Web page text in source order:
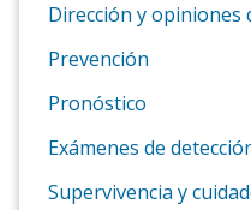
Dirección y opiniones
Prevención
Pronóstico
Exámenes de
Supervivencia y